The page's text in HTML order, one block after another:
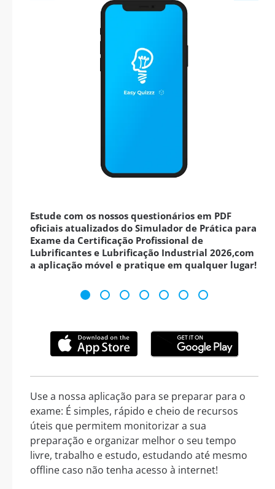
Estude com os nossos questionários em PDF
oficiais atualizados do Simulador de Prática para
Exame da Certificação Profissional de
Lubrificantes e Lubrificação Industrial 2026,com
a aplicação móvel e pratique em qualquer lugar!
Use a nossa aplicação para se preparar para o
exame: É simples, rápido e cheio de recursos
úteis que permitem monitorizar a sua
preparação e organizar melhor o seu tempo
livre, trabalho e estudo, estudando até mesmo
offline caso não tenha acesso à internet!